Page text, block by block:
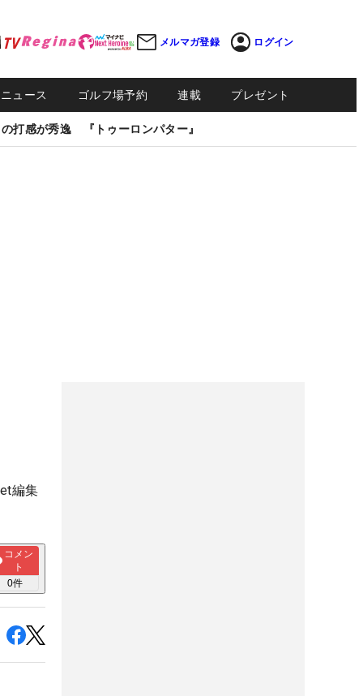
メルマガ登録 ログイン
ュース ゴルフ場予約 連載 プレゼント
打感が秀逸 『トゥーロンパター』
編集
コメン
ト
0件